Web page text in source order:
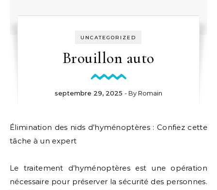
UNCATEGORIZED
Brouillon auto
septembre 29, 2025 - By Romain
Élimination des nids d’hyménoptères : Confiez cette
tâche à un expert
Le traitement d’hyménoptères est une opération
nécessaire pour préserver la sécurité des personnes.